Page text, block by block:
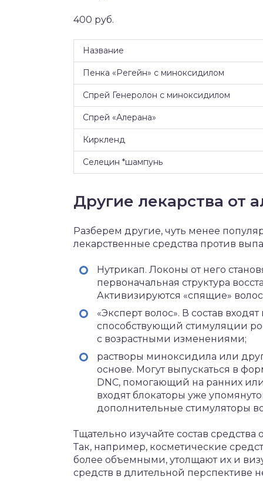
400 руб.
Название
Пенка «Регейн» с миноксидилом
Спрей Генеролон с миноксидилом
Спрей «Алерана»
Киркленд
Селецин *шампунь
Другие лекарства от
Разберем другие, чуть менее
лекарственные средства против
Нутрикап. Локоны от него
первоначальная структура
Активизируются «спящие»
«Эксперт волос». В состав
способствующий стимуляции
с возрастными изменениями;
растворы миноксидила или
основе. Могут выпускаться в
DNC, помогающий на ранних
входят блокаторы уже
дополнительные стимуляторы
Тщательно изучайте состав
Так, например, косметические
более объемными, утолщают их и
средств в длительной перспективе